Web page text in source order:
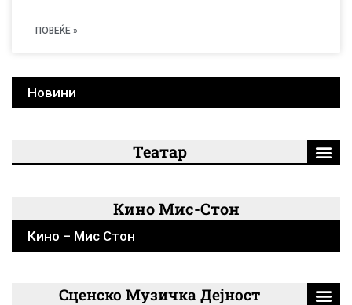
Новини
Театар
Кино Мис-Стон
Кино – Мис Стон
Сценско Музичка Дејност
ПОВЕЌЕ »